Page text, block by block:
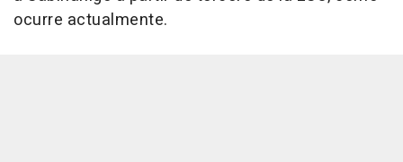
ocurre actualmente.